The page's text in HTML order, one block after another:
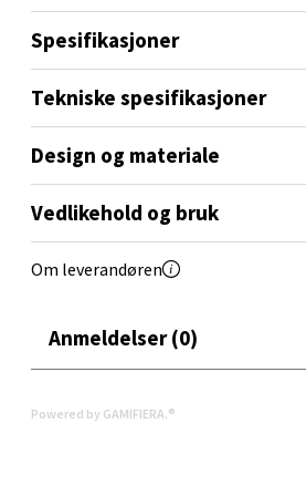
Spesifikasjoner
Tekniske spesifikasjoner
Design og materiale
Vedlikehold og bruk
Om leverandøren
Anmeldelser (0)
Powered by GAMIFIERA.®
Åpent i dag 10-19
0 i butikk
Orkanger - Thon
Thon Senter Orkanger,
0 i butikk